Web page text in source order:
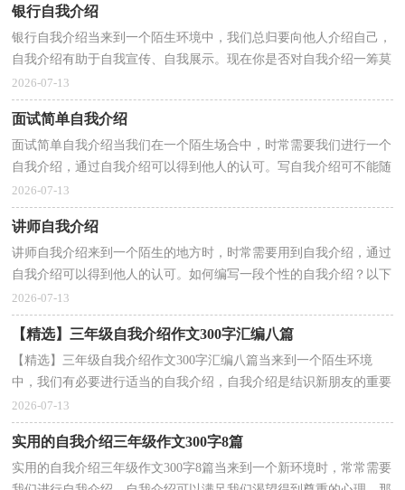
银行自我介绍
银行自我介绍当来到一个陌生环境中，我们总归要向他人介绍自己，
自我介绍有助于自我宣传、自我展示。现在你是否对自我介绍一筹莫
展呢？下面是小编为大家收集的银行自我介绍，欢迎大...
2026-07-13
面试简单自我介绍
面试简单自我介绍当我们在一个陌生场合中，时常需要我们进行一个
自我介绍，通过自我介绍可以得到他人的认可。写自我介绍可不能随
随便便哦，以下是小编为大家收集的面试简单自我介...
2026-07-13
讲师自我介绍
讲师自我介绍来到一个陌生的地方时，时常需要用到自我介绍，通过
自我介绍可以得到他人的认可。如何编写一段个性的自我介绍？以下
是小编为大家整理的讲师自我介绍，希望能够帮助到大...
2026-07-13
【精选】三年级自我介绍作文300字汇编八篇
【精选】三年级自我介绍作文300字汇编八篇当来到一个陌生环境
中，我们有必要进行适当的自我介绍，自我介绍是结识新朋友的重要
手段。相信大家又在为写自我介绍犯愁了吧！以下是小...
2026-07-13
实用的自我介绍三年级作文300字8篇
实用的自我介绍三年级作文300字8篇当来到一个新环境时，常常需要